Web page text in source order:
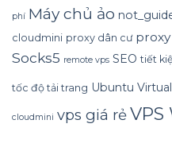
phí Máy chủ ảo
cloudmini proxy dân cư
Socks5 remote vps SEO tiết
tốc độ tải trang Ubuntu
cloudmini vps giá rẻ